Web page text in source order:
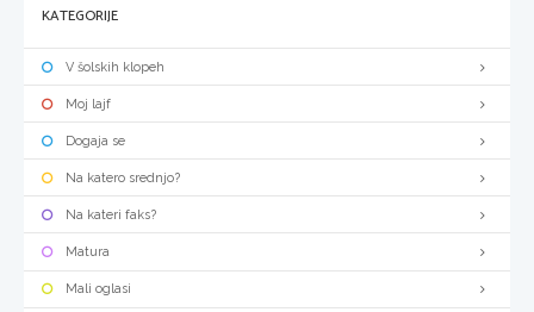
KATEGORIJE
V šolskih klopeh
Moj lajf
Dogaja se
Na katero srednjo?
Na kateri faks?
Matura
Mali oglasi